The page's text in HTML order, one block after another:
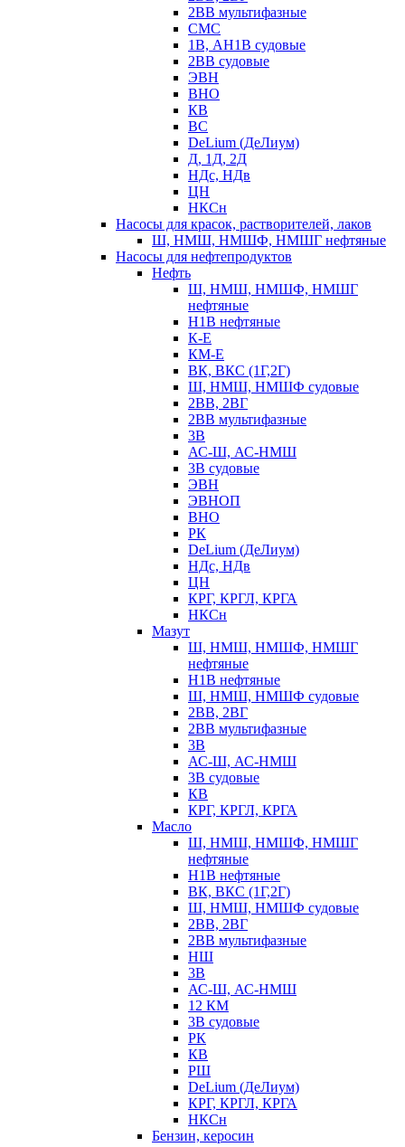
2ВВ мультифазные
СМС
1В, АН1В судовые
2ВВ судовые
ЭВН
ВНО
КВ
ВС
DeLium (ДеЛиум)
Д, 1Д, 2Д
НДс, НДв
ЦН
НКСн
Насосы для красок, растворителей, лаков
Ш, НМШ, НМШФ, НМШГ нефтяные
Насосы для нефтепродуктов
Нефть
Ш, НМШ, НМШФ, НМШГ
нефтяные
Н1В нефтяные
К-Е
КМ-Е
ВК, ВКС (1Г,2Г)
Ш, НМШ, НМШФ судовые
2ВВ, 2ВГ
2ВВ мультифазные
3В
АС-Ш, АС-НМШ
3В судовые
ЭВН
ЭВНОП
ВНО
РК
DeLium (ДеЛиум)
НДс, НДв
ЦН
КРГ, КРГЛ, КРГА
НКСн
Мазут
Ш, НМШ, НМШФ, НМШГ
нефтяные
Н1В нефтяные
Ш, НМШ, НМШФ судовые
2ВВ, 2ВГ
2ВВ мультифазные
3В
АС-Ш, АС-НМШ
3В судовые
КВ
КРГ, КРГЛ, КРГА
Масло
Ш, НМШ, НМШФ, НМШГ
нефтяные
Н1В нефтяные
ВК, ВКС (1Г,2Г)
Ш, НМШ, НМШФ судовые
2ВВ, 2ВГ
2ВВ мультифазные
НШ
3В
АС-Ш, АС-НМШ
12 КМ
3В судовые
РК
КВ
РШ
DeLium (ДеЛиум)
КРГ, КРГЛ, КРГА
НКСн
Бензин, керосин